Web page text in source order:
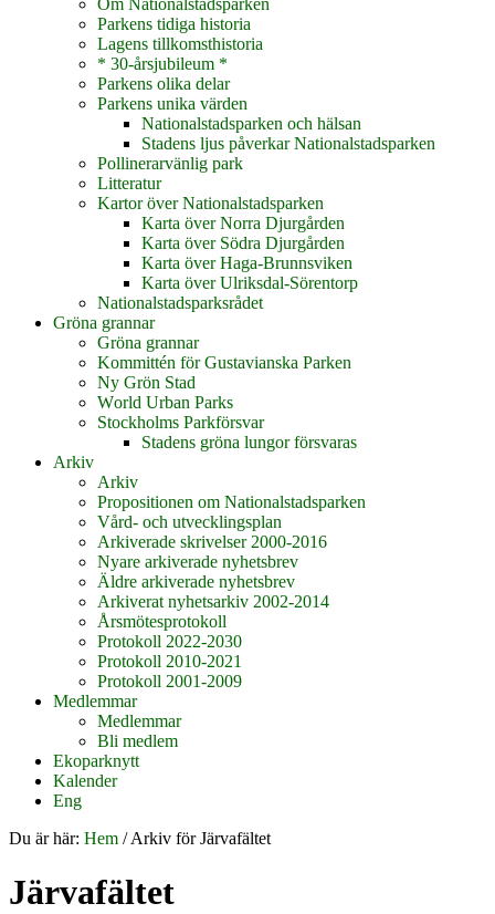
Om Nationalstadsparken
Parkens tidiga historia
Lagens tillkomsthistoria
* 30-årsjubileum *
Parkens olika delar
Parkens unika värden
Nationalstadsparken och hälsan
Stadens ljus påverkar Nationalstadsparken
Pollinerarvänlig park
Litteratur
Kartor över Nationalstadsparken
Karta över Norra Djurgården
Karta över Södra Djurgården
Karta över Haga-Brunnsviken
Karta över Ulriksdal-Sörentorp
Nationalstadsparksrådet
Gröna grannar
Gröna grannar
Kommittén för Gustavianska Parken
Ny Grön Stad
World Urban Parks
Stockholms Parkförsvar
Stadens gröna lungor försvaras
Arkiv
Arkiv
Propositionen om Nationalstadsparken
Vård- och utvecklingsplan
Arkiverade skrivelser 2000-2016
Nyare arkiverade nyhetsbrev
Äldre arkiverade nyhetsbrev
Arkiverat nyhetsarkiv 2002-2014
Årsmötesprotokoll
Protokoll 2022-2030
Protokoll 2010-2021
Protokoll 2001-2009
Medlemmar
Medlemmar
Bli medlem
Ekoparknytt
Kalender
Eng
Du är här: Hem /Arkiv för Järvafältet
Järvafältet